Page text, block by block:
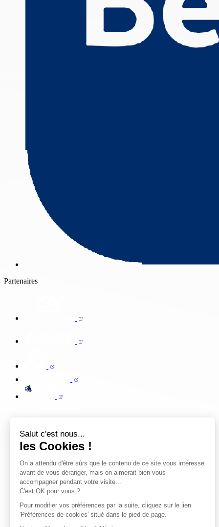
Salut c'est nous...
les Cookies !
On a attendu d'être sûrs que le contenu de ce site vous intéresse
avant de vous déranger, mais on aimerait bien vous
accompagner pendant votre visite...
C'est OK pour vous ?
Pour modifier vos préférences par la suite, cliquez sur le lien
'Préférences de cookies' situé dans le pied de page.
Partenaires